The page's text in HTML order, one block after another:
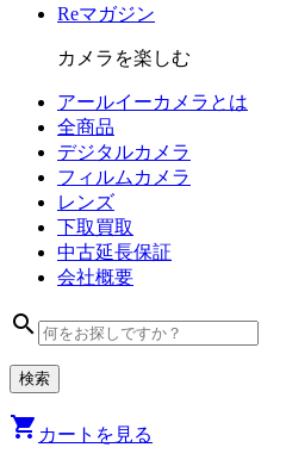
Reマガジン
カメラを楽しむ
アールイーカメラとは
全商品
デジタルカメラ
フィルム カメラ
レンズ
下取買取
中古延長保証
会社概要
search
shopping_cart カートを見る